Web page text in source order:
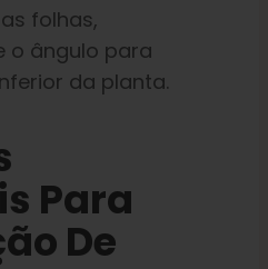
folhas,
o ângulo para
da planta.
Para
De